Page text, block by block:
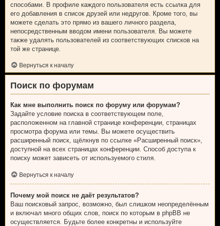
способами. В профиле каждого пользователя есть ссылка для
его добавления в список друзей или недругов. Кроме того, вы
можете сделать это прямо из вашего личного раздела,
непосредственным вводом имени пользователя. Вы можете
также удалять пользователей из соответствующих списков на
той же странице.
Вернуться к началу
Поиск по форумам
Как мне выполнить поиск по форуму или форумам?
Задайте условие поиска в соответствующем поле,
расположенном на главной странице конференции, страницах
просмотра форума или темы. Вы можете осуществить
расширенный поиск, щёлкнув по ссылке «Расширенный поиск»,
доступной на всех страницах конференции. Способ доступа к
поиску может зависеть от используемого стиля.
Вернуться к началу
Почему мой поиск не даёт результатов?
Ваш поисковый запрос, возможно, был слишком неопределённым
и включал много общих слов, поиск по которым в phpBB не
осуществляется. Будьте более конкретны и используйте